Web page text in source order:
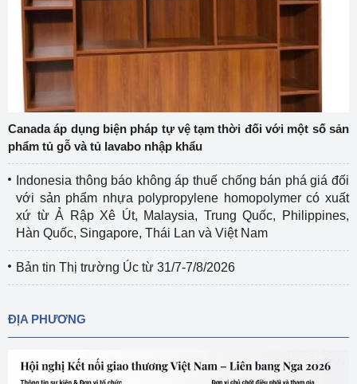
Canada áp dụng biện pháp tự vệ tạm thời đối với một số sản
phẩm tủ gỗ và tủ lavabo nhập khẩu
Indonesia thông báo không áp thuế chống bán phá giá đối
với sản phẩm nhựa polypropylene homopolymer có xuất
xứ từ Ả Rập Xê Út, Malaysia, Trung Quốc, Philippines,
Hàn Quốc, Singapore, Thái Lan và Việt Nam
Bản tin Thị trường Úc từ 31/7-7/8/2026
ĐỊA PHƯƠNG